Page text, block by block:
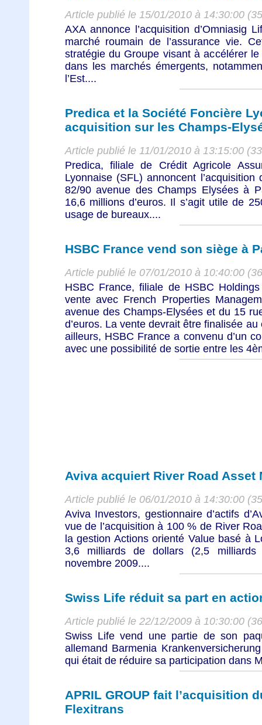
Article publié le 15/01/2010 à 14:30:00
AXA annonce l’acquisition d’Omniasig
marché roumain de l’assurance vie.
stratégie du Groupe visant à accélérer
dans les marchés émergents,
l’Est....
Predica et la Société Foncière
acquisition sur les Champs-
Article publié le 11/01/2010 à 13:15:00
Predica, filiale de Crédit Agricole
Lyonnaise (SFL) annoncent
82/90 avenue des Champs Elysées à
16,6 millions d’euros. Il s’agit utile de
usage de bureaux....
HSBC France vend son siège à
Article publié le 07/01/2010 à 10:40:00
HSBC France, filiale de HSBC
vente avec French Properties
avenue des Champs-Elysées et du 15
d’euros. La vente devrait être finalisée
ailleurs, HSBC France a convenu d’un
avec une possibilité de sortie entre les
Aviva acquiert River Road Asset
Article publié le 06/01/2010 à 14:30:00
Aviva Investors, gestionnaire d’actifs
vue de l’acquisition à 100 % de River
la gestion Actions orienté Value basé à
3,6 milliards de dollars (2,5
novembre 2009....
Swiss Life réduit sa part en
Article publié le 22/12/2009 à 10:30:00
Swiss Life vend une partie de son
allemand Barmenia
qui était de réduire sa participation dans
APRIL GROUP fait l’acquisition
Flexitrans